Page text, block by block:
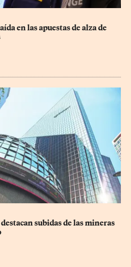
en las apuestas de alza de
subidas de las mineras